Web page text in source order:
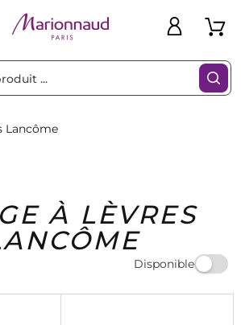
Marques Idées
Cadeaux
Bons
Plans
Lancôme
À LÈVRES
Disponible
Filtres